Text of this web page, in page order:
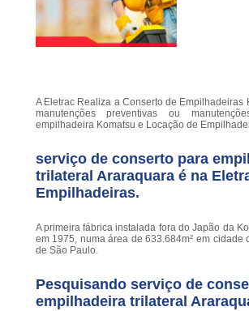
A Eletrac Realiza a Conserto de Empilhadeiras
manutenções preventivas ou
empilhadeira Komatsu e Locação de
serviço de conserto para
trilateral Araraquara é na
Empilhadeiras.
A primeira fábrica instalada fora do Japão da
em 1975, numa área de 633.684m² em cidade
de São Paulo.
Pesquisando serviço de
empilhadeira trilateral